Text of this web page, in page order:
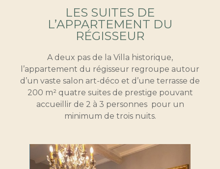
LES SUITES DE
L’APPARTEMENT DU
RÉGISSEUR
A deux pas de la Villa historique,
l’appartement du régisseur regroupe autour
d’un vaste salon art-déco et d’une terrasse de
200 m² quatre suites de prestige pouvant
accueillir de 2 à 3 personnes pour un
minimum de trois nuits.